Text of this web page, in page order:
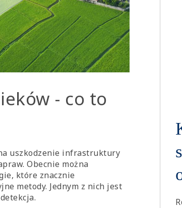
- co to
uszkodzenie infrastruktury
Obecnie można
które znacznie
metody. Jednym z nich jest